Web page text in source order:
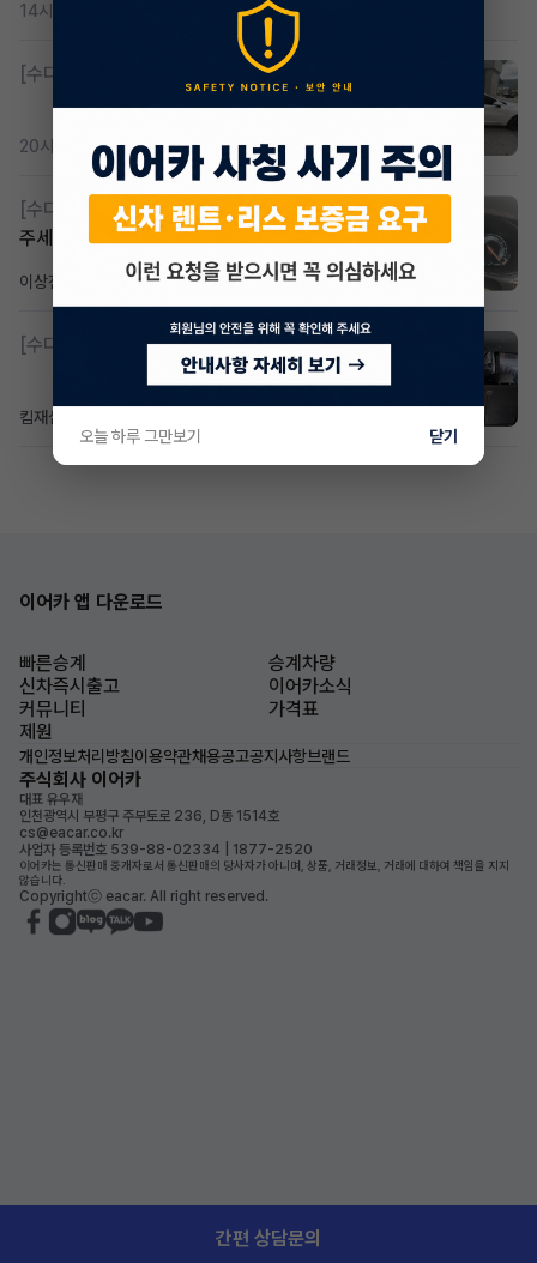
14시간 전
[수다방] K8 하이브리드 (풀옵션) 758,780원
20시간 전 조회 369 댓글 2
[수다방]
Gv70 승계자분 구합니다 지원금 협의연락
주세요
이상진 조회 184 댓글 1
[수다방] 소렌토 2.5 T&스타리아9인승디젤 2운전자
킴재섭
이어카 앱 다운로드
빠른승계
승계차량
신차즉시출고
이어카소식
커뮤니티
가격표
제원
개인정보처리방침이용약관채용공고공지사항브랜드
주식회사 이어카
대표 유우재
인천광역시 부평구 주부토로 236, D동 1514호
cs@eacar.co.kr
사업자 등록번호 539-88-02334 | 1877-2520
이어카는 통신판매 중개자로서 통신판매의 당사자가 아니며, 상품, 거래정보, 거래에 대하여 책임을 지지
않습니다.
Copyrightⓒ eacar. All right reserved.
간편 상담문의
오늘 하루 그만보기 닫기